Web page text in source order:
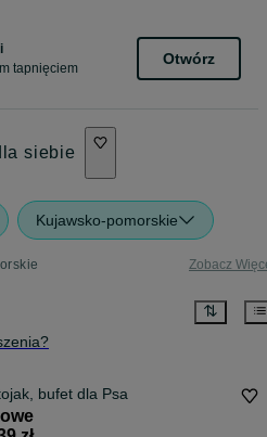
tapnięciem
Otwórz
siebie
Kujawsko-pomorskie
Zobacz
bufet dla Psa